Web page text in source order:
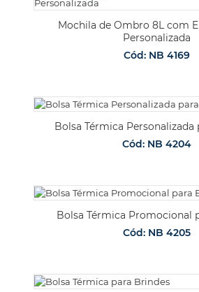
Mochila de Ombro 8L com
Personalizada
Cód: NB 4169
Bolsa Térmica Personalizada
Cód: NB 4204
Bolsa Térmica Promocional
Cód: NB 4205